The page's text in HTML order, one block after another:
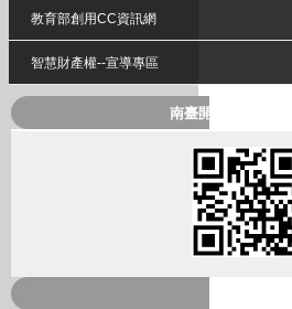
教育部創用CC資訊網
智慧財產權--宣導專區
南臺開放式課程